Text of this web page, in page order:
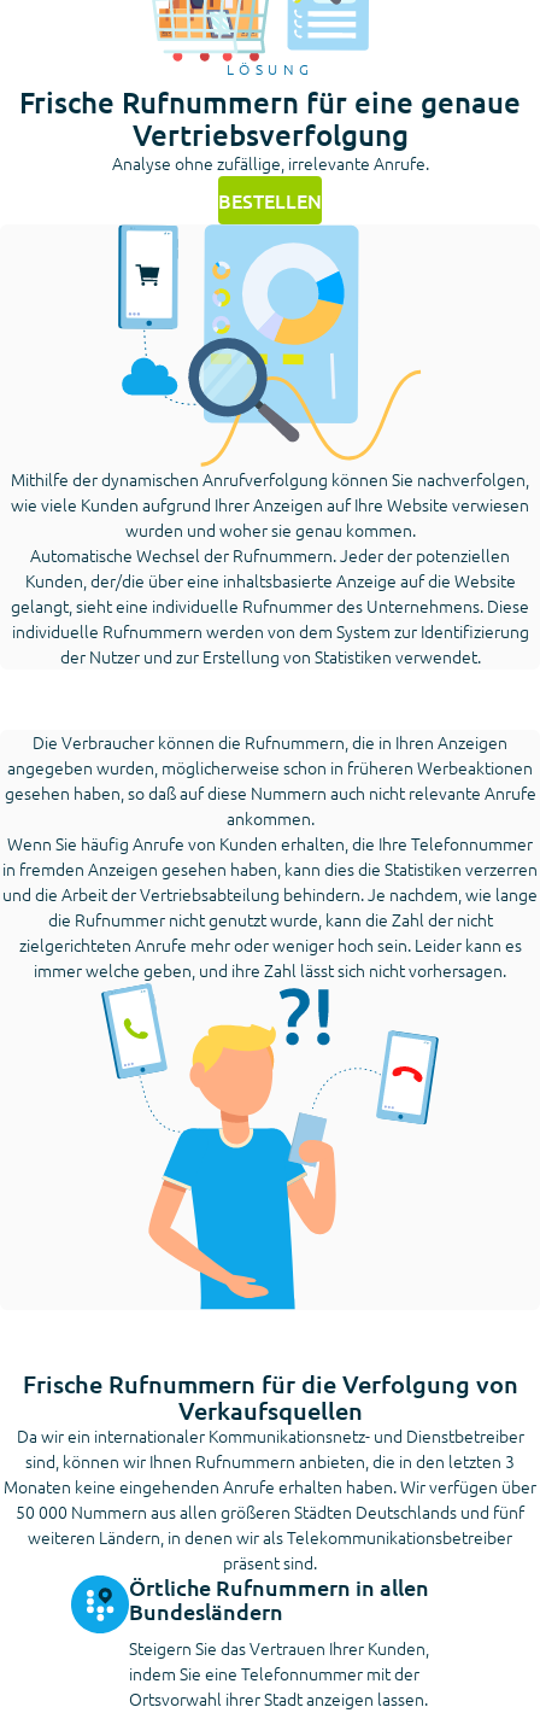
LÖSUNG
Frische Rufnummern für eine genaue
Vertriebsverfolgung
Analyse ohne zufällige, irrelevante Anrufe.
BESTELLEN
Mithilfe der dynamischen Anrufverfolgung können Sie nachverfolgen,
wie viele Kunden aufgrund Ihrer Anzeigen auf Ihre Website verwiesen
wurden und woher sie genau kommen.
Automatische Wechsel der Rufnummern. Jeder der potenziellen
Kunden, der/die über eine inhaltsbasierte Anzeige auf die Website
gelangt, sieht eine individuelle Rufnummer des Unternehmens. Diese
individuelle Rufnummern werden von dem System zur Identifizierung
der Nutzer und zur Erstellung von Statistiken verwendet.
Die Verbraucher können die Rufnummern, die in Ihren Anzeigen
angegeben wurden, möglicherweise schon in früheren Werbeaktionen
gesehen haben, so daß auf diese Nummern auch nicht relevante Anrufe
ankommen.
Wenn Sie häufig Anrufe von Kunden erhalten, die Ihre Telefonnummer
in fremden Anzeigen gesehen haben, kann dies die Statistiken verzerren
und die Arbeit der Vertriebsabteilung behindern. Je nachdem, wie lange
die Rufnummer nicht genutzt wurde, kann die Zahl der nicht
zielgerichteten Anrufe mehr oder weniger hoch sein. Leider kann es
immer welche geben, und ihre Zahl lässt sich nicht vorhersagen.
Frische Rufnummern für die Verfolgung von
Verkaufsquellen
Da wir ein internationaler Kommunikationsnetz- und Dienstbetreiber
sind, können wir Ihnen Rufnummern anbieten, die in den letzten 3
Monaten keine eingehenden Anrufe erhalten haben. Wir verfügen über
50 000 Nummern aus allen größeren Städten Deutschlands und fünf
weiteren Ländern, in denen wir als Telekommunikationsbetreiber
präsent sind.
Örtliche Rufnummern in allen
Bundesländern
Steigern Sie das Vertrauen Ihrer Kunden,
indem Sie eine Telefonnummer mit der
Ortsvorwahl ihrer Stadt anzeigen lassen.